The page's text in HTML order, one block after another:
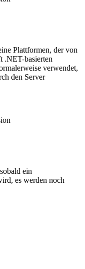
Plattformen, der von
.NET-basierten
verwendet,
den Server
ein
es werden noch